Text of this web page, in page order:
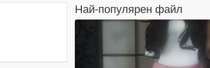
Най-популярен файл